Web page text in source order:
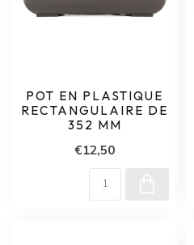
POT EN PLASTIQUE
RECTANGULAIRE DE
352 MM
€12,50